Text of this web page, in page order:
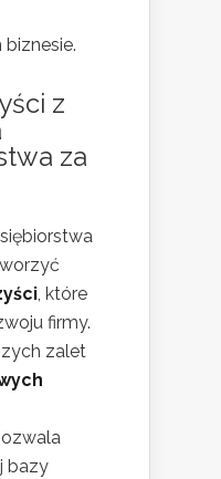
z
za
, które
firmy.
zalet
bazy